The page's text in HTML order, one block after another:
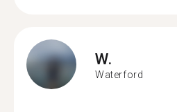
W.
Waterford